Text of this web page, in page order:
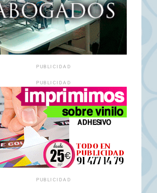
PUBLICIDAD
PUBLICIDAD
PUBLICIDAD